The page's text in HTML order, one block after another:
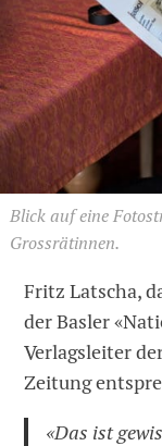
Blick auf eine
Grossrätinnen.
Fritz Latscha,
der Basler
Verlagsleiter
Zeitung
«Das ist